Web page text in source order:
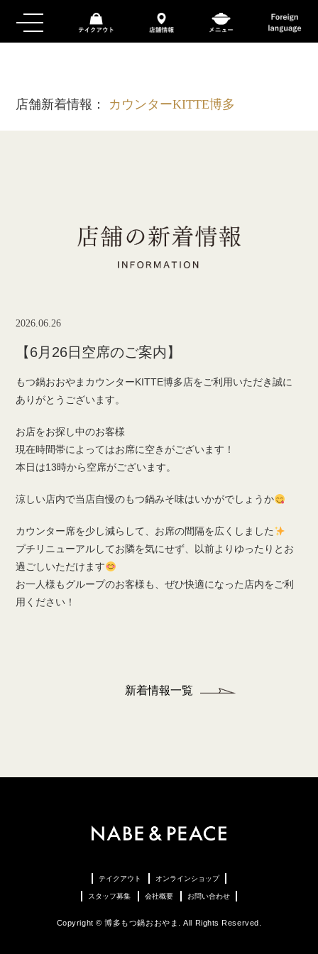
店舗新着情報： カウンターKITTE博多
2026.06.26
【6月26日空席のご案内】
もつ鍋おおやまカウンターKITTE博多店をご利用いただき誠に
ありがとうございます。
お店をお探し中のお客様
現在時間帯によってはお席に空きがございます！
本日は13時から空席がございます。
涼しい店内で当店自慢のもつ鍋みそ味はいかがでしょうか
カウンター席を少し減らして、お席の間隔を広くしました
プチリニューアルしてお隣を気にせず、以前よりゆったりとお
過ごしいただけます
お一人様もグループのお客様も、ぜひ快適になった店内をご利
用ください！
新着情報一覧
テイクアウト オンラインショップ
スタッフ募集 会社概要 お問い合わせ
Copyright © 博多もつ鍋おおやま. All Rights Reserved.